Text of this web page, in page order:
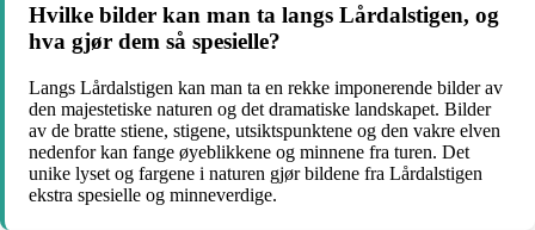
Hvilke bilder kan man ta langs Lårdalstigen, og
hva gjør dem så spesielle?
Langs Lårdalstigen kan man ta en rekke imponerende bilder av
den majestetiske naturen og det dramatiske landskapet. Bilder
av de bratte stiene, stigene, utsiktspunktene og den vakre elven
nedenfor kan fange øyeblikkene og minnene fra turen. Det
unike lyset og fargene i naturen gjør bildene fra Lårdalstigen
ekstra spesielle og minneverdige.